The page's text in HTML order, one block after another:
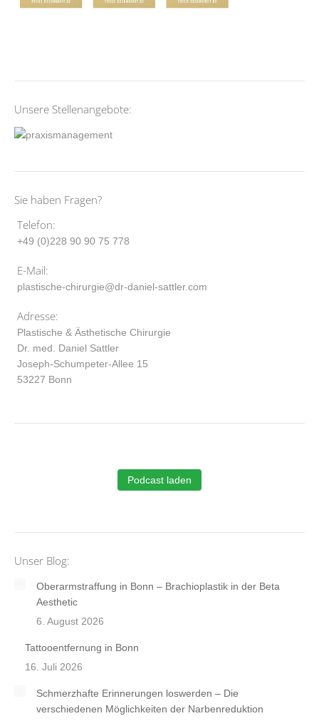
Unsere Stellenangebote:
Sie haben Fragen?
Telefon:
+49 (0)228 90 90 75 778
E-Mail:
plastische-chirurgie@dr-daniel-sattler.com
Adresse:
Plastische & Ästhetische Chirurgie
Dr. med. Daniel Sattler
Joseph-Schumpeter-Allee 15
53227 Bonn
Podcast laden
Unser Blog:
Oberarmstraffung in Bonn – Brachioplastik in der Beta
Aesthetic
6. August 2026
Tattooentfernung in Bonn
16. Juli 2026
Schmerzhafte Erinnerungen loswerden – Die
verschiedenen Möglichkeiten der Narbenreduktion